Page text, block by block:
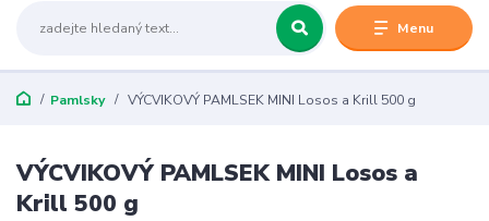
Menu
Pamlsky VÝCVIKOVÝ PAMLSEK MINI Losos a Krill 500 g
VÝCVIKOVÝ PAMLSEK MINI Losos a
Krill 500 g